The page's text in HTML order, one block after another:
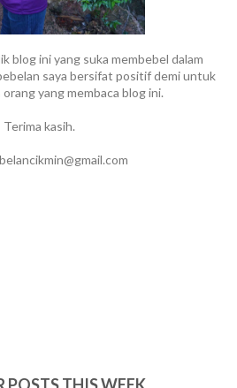
blog ini yang suka membebel dalam
saya bersifat positif demi untuk
yang membaca blog ini.
Terima kasih.